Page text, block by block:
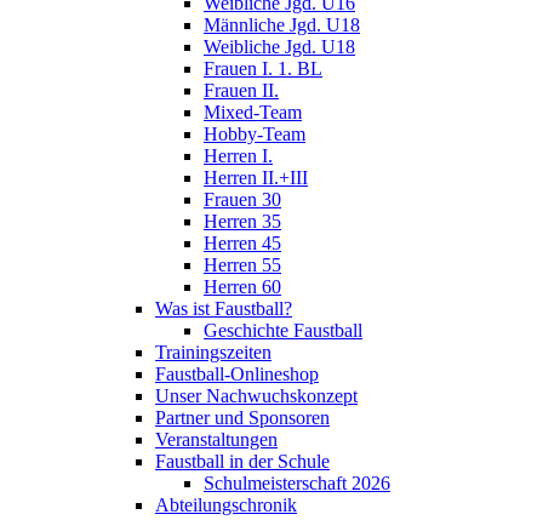
Männliche Jgd. U18
Weibliche Jgd. U18
Frauen I. 1. BL
Frauen II.
Mixed-Team
Hobby-Team
Herren I.
Herren II.+III
Frauen 30
Herren 35
Herren 45
Herren 55
Herren 60
Was ist Faustball?
Geschichte Faustball
Trainingszeiten
Faustball-Onlineshop
Unser Nachwuchskonzept
Partner und Sponsoren
Veranstaltungen
Faustball in der Schule
Schulmeisterschaft 2026
Abteilungschronik